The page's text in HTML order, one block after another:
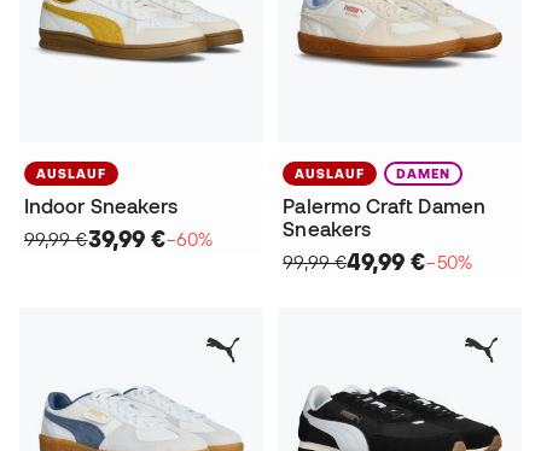
AUSLAUF
Indoor Sneakers
99,99 €39,99 €−60%
AUSLAUF DAMEN
Palermo Craft Damen
Sneakers
99,99 €49,99 €−50%